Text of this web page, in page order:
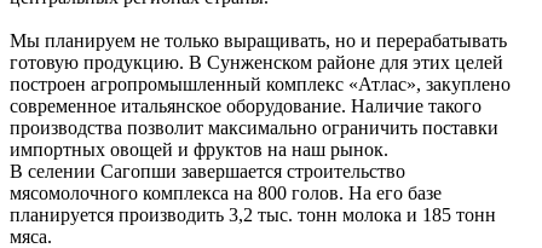
Мы планируем не только выращивать, но и перерабатывать
готовую продукцию. В Сунженском районе для этих целей
построен агропромышленный комплекс «Атлас», закуплено
современное итальянское оборудование. Наличие такого
производства позволит максимально ограничить поставки
импортных овощей и фруктов на наш рынок.
В селении Сагопши завершается строительство
мясомолочного комплекса на 800 голов. На его базе
планируется производить 3,2 тыс. тонн молока и 185 тонн
мяса.